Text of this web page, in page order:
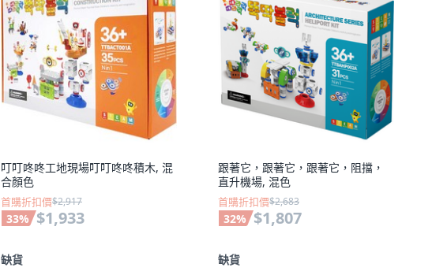
叮叮咚咚工地現場叮叮咚咚積木, 混
合顏色
首購折扣價$2,917
33% $1,933
缺貨
跟著它，跟著它，跟著它，阻擋，
直升機場, 混色
首購折扣價$2,683
32% $1,807
缺貨